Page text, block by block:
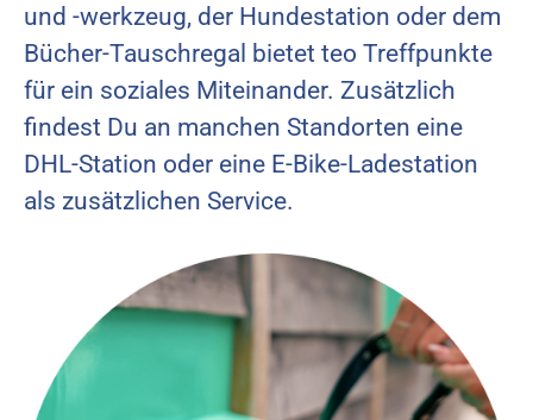
und -werkzeug, der Hundestation oder dem
Bücher-Tauschregal bietet teo Treffpunkte
für ein soziales Miteinander. Zusätzlich
findest Du an manchen Standorten eine
DHL-Station oder eine E-Bike-Ladestation
als zusätzlichen Service.